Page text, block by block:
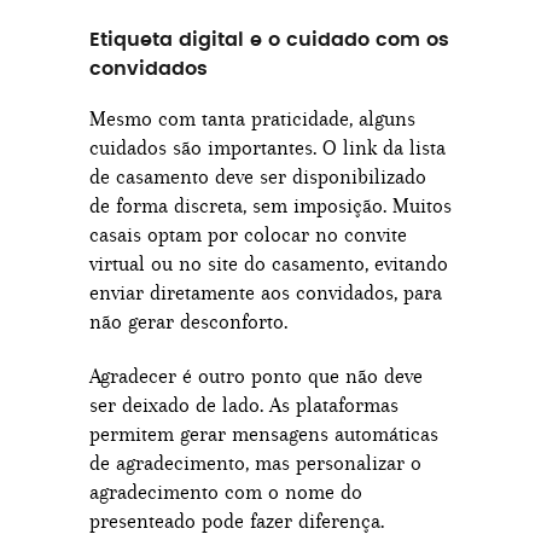
Etiqueta digital e o cuidado com os
convidados
Mesmo com tanta praticidade, alguns
cuidados são importantes. O link da lista
de casamento deve ser disponibilizado
de forma discreta, sem imposição. Muitos
casais optam por colocar no convite
virtual ou no site do casamento, evitando
enviar diretamente aos convidados, para
não gerar desconforto.
Agradecer é outro ponto que não deve
ser deixado de lado. As plataformas
permitem gerar mensagens automáticas
de agradecimento, mas personalizar o
agradecimento com o nome do
presenteado pode fazer diferença.